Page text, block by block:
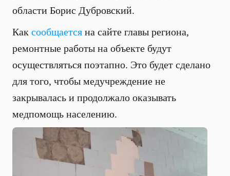
области Борис Дубровский.
Как сообщается на сайте главы региона,
ремонтные работы на объекте будут
осуществляться поэтапно. Это будет сделано
для того, чтобы медучреждение не
закрывалась и продолжало оказывать
медпомощь населению.